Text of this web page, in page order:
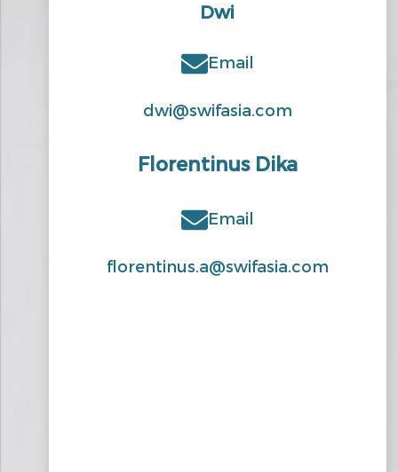
Dwi
Email
dwi@swifasia.com
Florentinus Dika
Email
florentinus.a@swifasia.com